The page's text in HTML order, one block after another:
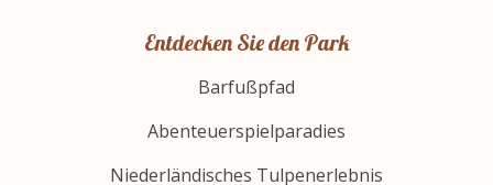
Entdecken Sie den Park
Barfußpfad
Abenteuerspielparadies
Niederländisches Tulpenerlebnis